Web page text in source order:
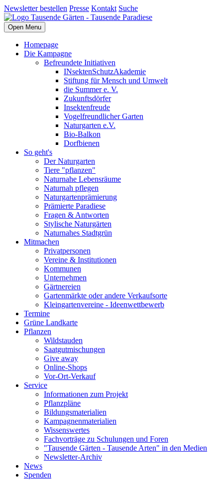
Newsletter bestellen Presse Kontakt Suche
Open Menu
Homepage
Die Kampagne
Befreundete Initiativen
INsektenSchutzAkademie
Stiftung für Mensch und Umwelt
die Summer e. V.
Zukunftsdörfer
Insektenfreude
Vogelfreundlicher Garten
Naturgarten e.V.
Bio-Balkon
Dorfbienen
So geht's
Der Naturgarten
Tiere "pflanzen"
Naturnahe Lebensräume
Naturnah pflegen
Naturgartenprämierung
Prämierte Paradiese
Fragen & Antworten
Stylische Naturgärten
Naturnahes Stadtgrün
Mitmachen
Privatpersonen
Vereine & Institutionen
Kommunen
Unternehmen
Gärtnereien
Gartenmärkte oder andere Verkaufsorte
Kleingartenvereine - Ideenwettbewerb
Termine
Grüne Landkarte
Pflanzen
Wildstauden
Saatgutmischungen
Give away
Online-Shops
Vor-Ort-Verkauf
Service
Informationen zum Projekt
Pflanzpläne
Bildungsmaterialien
Kampagnenmaterialien
Wissenswertes
Fachvorträge zu Schulungen und Foren
"Tausende Gärten - Tausende Arten" in den Medien
Newsletter-Archiv
News
Spenden